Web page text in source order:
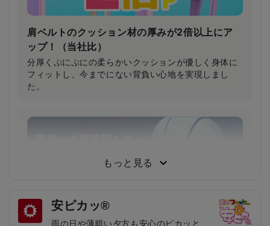
肩ベルトのクッション材の厚みが2倍以上にア
ップ！（当社比）
分厚くぷにぷにの柔らかいクッションが優しく身体に
フィットし、今までにない背負い心地を実現しまし
た。
もっと見る
安ピカッ®
雨の日や薄暗い夕方も安心のピカッと